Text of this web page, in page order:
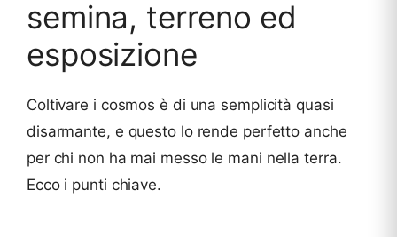
semina, terreno ed
esposizione
Coltivare i cosmos è di una semplicità quasi
disarmante, e questo lo rende perfetto anche
per chi non ha mai messo le mani nella terra.
Ecco i punti chiave.